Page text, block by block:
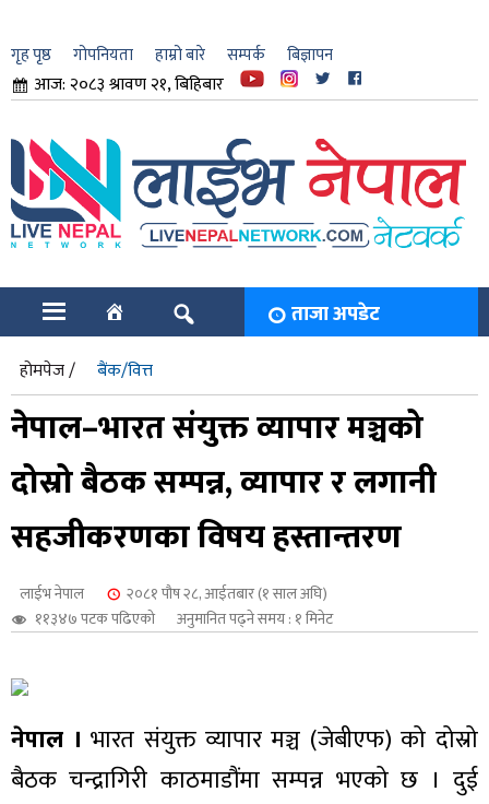
गृह पृष्ठ गोपनियता हाम्रो बारे सम्पर्क बिज्ञापन
आज: २०८३ श्रावण २१, बिहिबार
ताजा अपडेट
होमपेज / बैंक/वित्त
नेपाल–भारत संयुक्त व्यापार मञ्चको
दोस्रो बैठक सम्पन्न, व्यापार र लगानी
सहजीकरणका विषय हस्तान्तरण
लाईभ नेपाल
२०८१ पौष २८, आईतबार (१ साल अघि)
११३४७ पटक पढिएको
अनुमानित पढ्ने समय : १ मिनेट
नेपाल ।भारत संयुक्त व्यापार मञ्च (जेबीएफ) को दोस्रो
बैठक चन्द्रागिरी काठमाडौंमा सम्पन्न भएको छ । दुई